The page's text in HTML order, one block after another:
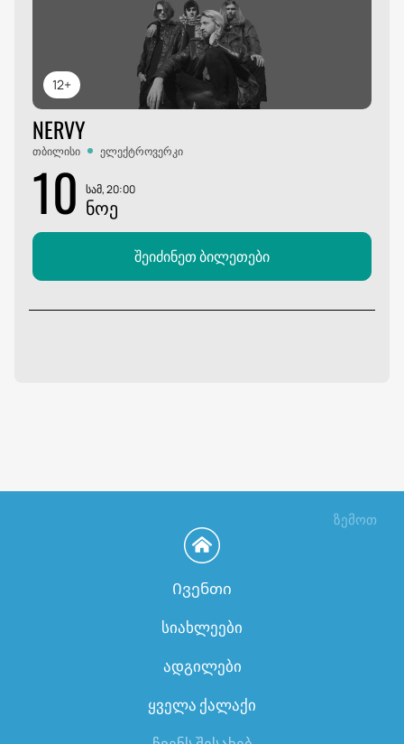
12+
NERVY
თბილისი ელექტროვერკი
10 სამ, 20:00
ᲜᲝᲔ
შეიძინეთ ბილეთები
ზემოთ
Ივენთი
სიახლეები
ადგილები
ყველა ქალაქი